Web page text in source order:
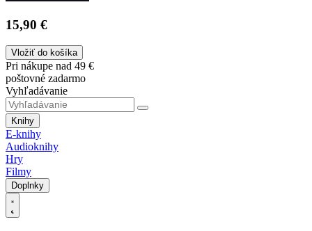
15,90 €
Vložiť do košíka
Pri nákupe nad 49 €
poštovné zadarmo
Vyhľadávanie
Knihy
E-knihy
Audioknihy
Hry
Filmy
Doplnky